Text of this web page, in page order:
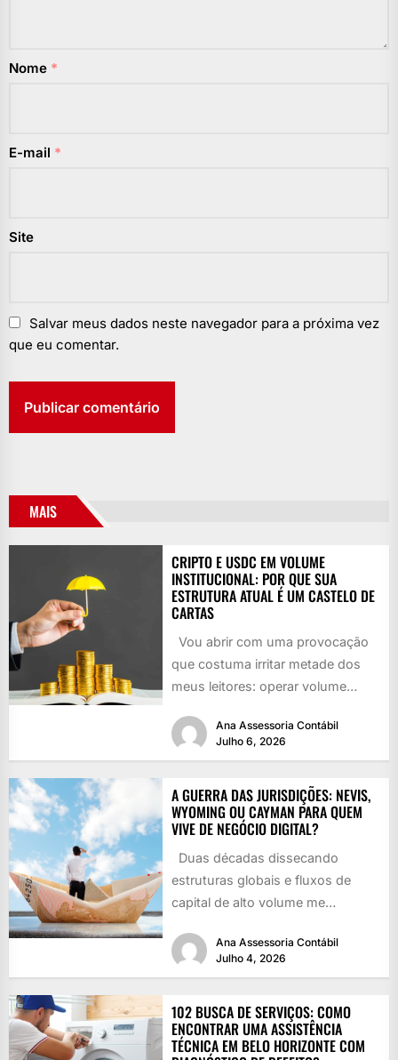
Nome *
E-mail *
Site
Salvar meus dados neste navegador para a próxima vez
que eu comentar.
MAIS
CRIPTO E USDC EM VOLUME
INSTITUCIONAL: POR QUE SUA
ESTRUTURA ATUAL É UM CASTELO DE
CARTAS
Vou abrir com uma provocação
que costuma irritar metade dos
meus leitores: operar volume
CNPJ... Ana Assessoria Contábil
Julho 6, 2026
A GUERRA DAS JURISDIÇÕES: NEVIS,
WYOMING OU CAYMAN PARA QUEM
VIVE DE NEGÓCIO DIGITAL?
Duas décadas dissecando
estruturas globais e fluxos de
capital de alto volume me
observação:...Ana Assessoria Contábil
Julho 4, 2026
102 BUSCA DE SERVIÇOS: COMO
ENCONTRAR UMA ASSISTÊNCIA
TÉCNICA EM BELO HORIZONTE COM